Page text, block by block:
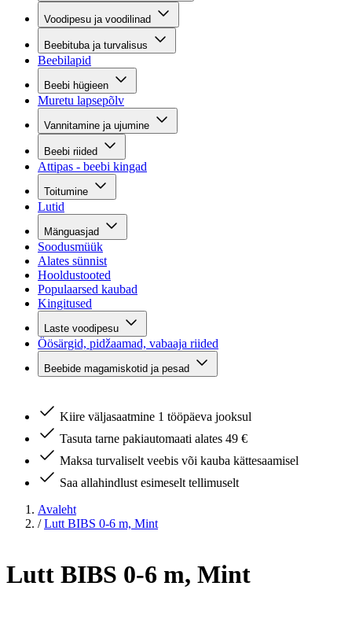
Voodipesu ja voodilinad
Beebituba ja turvalisus
Beebilapid
Beebi hügieen
Muretu lapsepõlv
Vannitamine ja ujumine
Beebi riided
Attipas - beebi kingad
Toitumine
Lutid
Mänguasjad
Soodusmüük
Alates sünnist
Hooldustooted
Populaarsed kaubad
Kingitused
Laste voodipesu
Öösärgid, pidžaamad, vabaaja riided
Beebide magamiskotid ja pesad
Kiire väljasaatmine 1 tööpäeva jooksul
Tasuta tarne pakiautomaati alates 49 €
Maksa turvaliselt veebis või kauba kättesaamisel
Saa allahindlust esimeselt tellimuselt
Avaleht
/ Lutt BIBS 0-6 m, Mint
Lutt BIBS 0-6 m, Mint